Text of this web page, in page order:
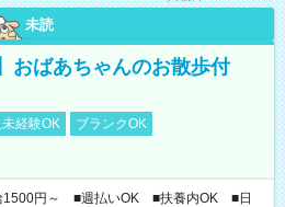
未読
おばあちゃんのお散歩付
経験OK
ブランクOK
1500円～ ■週払いOK ■扶養内OK ■日